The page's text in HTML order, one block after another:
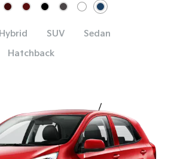
Hybrid SUV
Sedan
Hatchback